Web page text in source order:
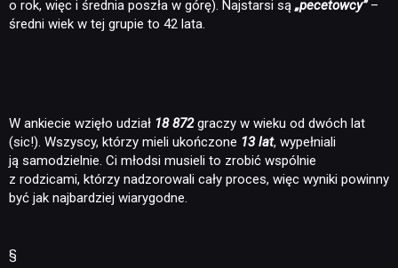
o rok, więc i średnia poszła w górę). Najstarsi są „pecetowcy”–
średni wiek w tej grupie to 42 lata.
W ankiecie wzięło udział 18 872graczy w wieku od dwóch lat
(sic!). Wszyscy, którzy mieli ukończone 13 lat, wypełniali
ją samodzielnie. Ci młodsi musieli to zrobić wspólnie
z rodzicami, którzy nadzorowali cały proces, więc wyniki powinny
być jak najbardziej wiarygodne.
§